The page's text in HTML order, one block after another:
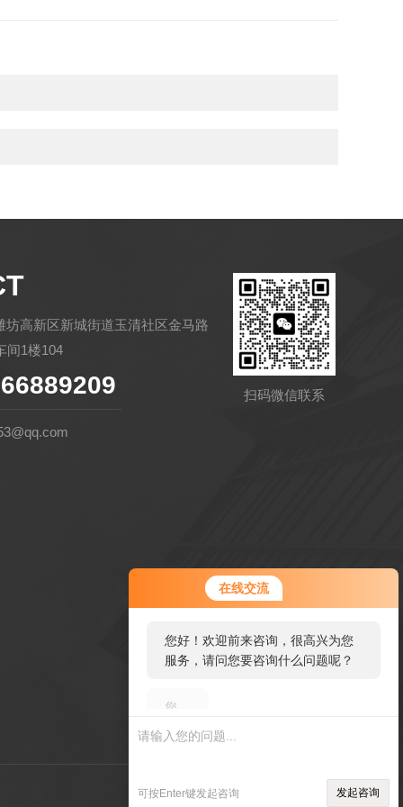
在线交流
您好！欢迎前来咨询，很高兴为您
服务，请问您要咨询什么问题呢？
您好，看您停留很久了，是否找到
了需求产品，您可以直接在线与我
可按Enter键发起咨询 发起咨询
坊高新区新城街道玉清社区金马路
间1楼104
扫码微信联系
管理登陆技术支持： 环保在线